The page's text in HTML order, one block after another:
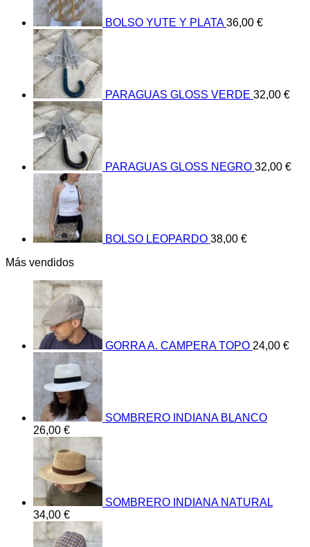
opciones
pueden
página
producto
BOLSO YUTE Y PLATA 36,00 €
PARAGUAS GLOSS VERDE 32,00 €
PARAGUAS GLOSS NEGRO 32,00 €
BOLSO LEOPARDO 38,00 €
Más vendidos
GORRA A. CAMPERA TOPO 24,00 €
SOMBRERO INDIANA BLANCO
26,00 €
SOMBRERO INDIANA NATURAL
34,00 €